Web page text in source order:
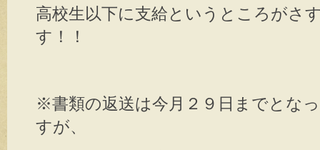
高校生以下に支給というところがさ
す！！
※書類の返送は今月２９日までとな
すが、